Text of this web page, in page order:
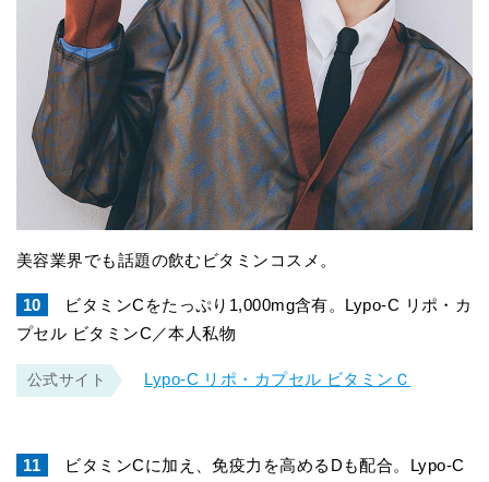
美容業界でも話題の飲むビタミンコスメ。
10
ビタミンCをたっぷり1,000mg含有。Lypo-C リポ・カ
プセル ビタミンC／本人私物
公式サイト Lypo-C リポ・カプセル ビタミンＣ
11
ビタミンCに加え、免疫力を高めるDも配合。Lypo-C